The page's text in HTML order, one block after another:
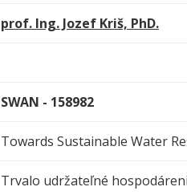
prof. Ing. Jozef Kriš, PhD.
SWAN - 158982
Towards Sustainable Water
Trvalo udržateľné